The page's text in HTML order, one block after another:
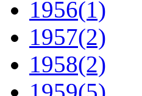
1956(1)
1957(2)
1958(2)